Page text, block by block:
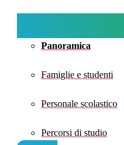
Panoramica
Famiglie e studenti
Personale scolastico
Percorsi di studio